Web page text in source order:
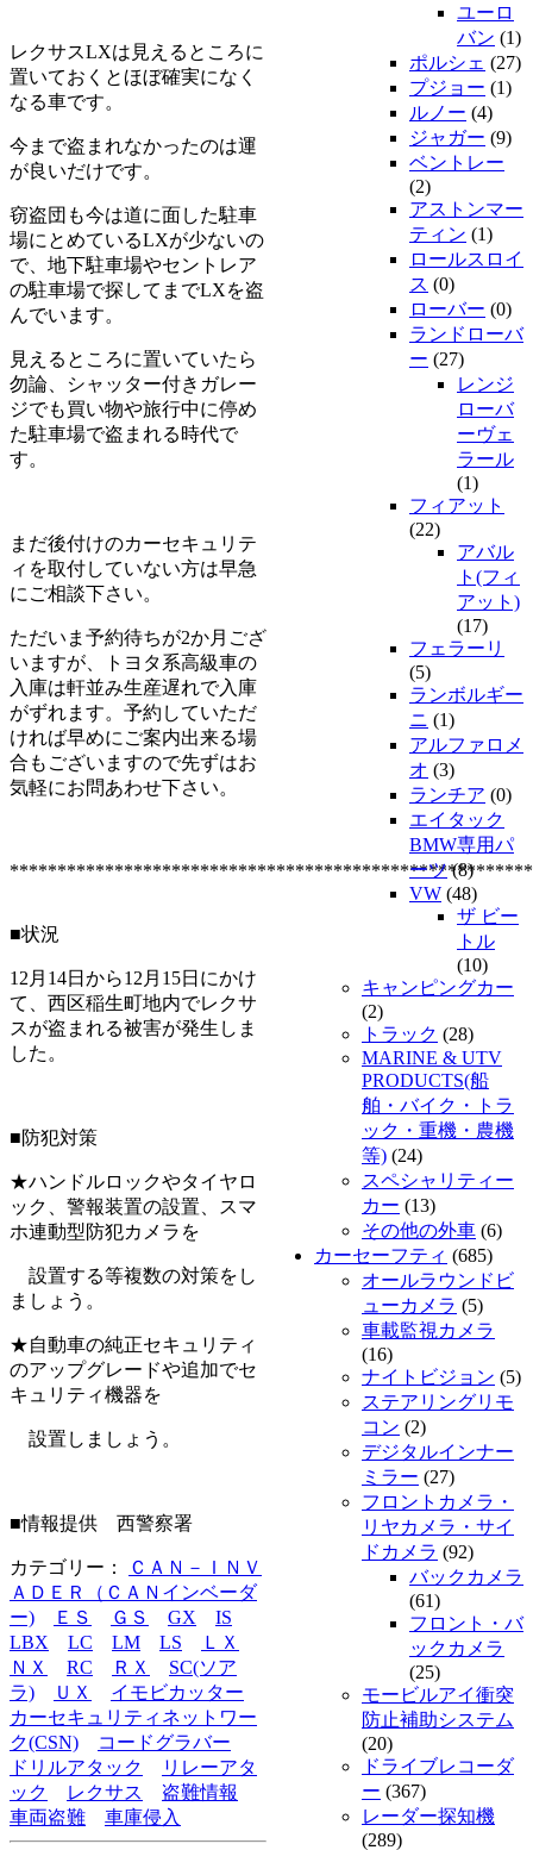
レクサスLXは見えるところに
置いておくとほぼ確実になく
なる車です。
今まで盗まれなかったのは運
が良いだけです。
窃盗団も今は道に面した駐車
場にとめているLXが少ないの
で、地下駐車場やセントレア
の駐車場で探してまでLXを盗
んでいます。
見えるところに置いていたら
勿論、シャッター付きガレー
ジでも買い物や旅行中に停め
た駐車場で盗まれる時代で
す。
まだ後付けのカーセキュリテ
ィを取付していない方は早急
にご相談下さい。
ただいま予約待ちが2か月ござ
いますが、トヨタ系高級車の
入庫は軒並み生産遅れで入庫
がずれます。予約していただ
ければ早めにご案内出来る場
合もございますので先ずはお
気軽にお問あわせ下さい。
■状況
12月14日から12月15日にかけ
て、西区稲生町地内でレクサ
スが盗まれる被害が発生しま
した。
■防犯対策
★ハンドルロックやタイヤロ
ック、警報装置の設置、スマ
ホ連動型防犯カメラを
設置する等複数の対策をし
ましょう。
★自動車の純正セキュリティ
のアップグレードや追加でセ
キュリティ機器を
設置しましょう。
■情報提供 西警察署
カテゴリー：
ＣＡＮ－ＩＮＶ
ＡＤＥＲ（ＣＡＮインベーダ
ー)
ＥＳ ＧＳ GX
IS
LBX
LC LM LS
ＬＸ
ＮＸ
RC ＲＸ
SC(ソア
ラ)
ＵＸ
イモビカッター
カーセキュリティネットワー
ク(CSN)
コードグラバー
ドリルアタック
リレーアタ
ック
レクサス
盗難情報
車両盗難
車庫侵入
ユーロ
バン (1)
ポルシェ (27)
プジョー (1)
ルノー (4)
ジャガー (9)
ベントレー
(2)
アストンマー
ティン (1)
ロールスロイ
ス (0)
ローバー (0)
ランドローバ
ー (27)
レンジ
ローバ
ーヴェ
ラール
(1)
フィアット
(22)
アバル
ト(フィ
アット)
(17)
フェラーリ
(5)
ランボルギー
ニ (1)
アルファロメ
オ (3)
ランチア (0)
エイタック
BMW専用パ
ーツ(8)
VW (48)
ザ ビー
トル
(10)
キャンピングカー
(2)
トラック (28)
MARINE & UTV
PRODUCTS(船
舶・バイク・トラ
ック・重機・農機
等) (24)
スペシャリティー
カー (13)
その他の外車 (6)
カーセーフティ (685)
オールラウンドビ
ューカメラ (5)
車載監視カメラ
(16)
ナイトビジョン (5)
ステアリングリモ
コン (2)
デジタルインナー
ミラー (27)
フロントカメラ・
リヤカメラ・サイ
ドカメラ (92)
バックカメラ
(61)
フロント・バ
ックカメラ
(25)
モービルアイ衝突
防止補助システム
(20)
ドライブレコーダ
ー (367)
レーダー探知機
(289)